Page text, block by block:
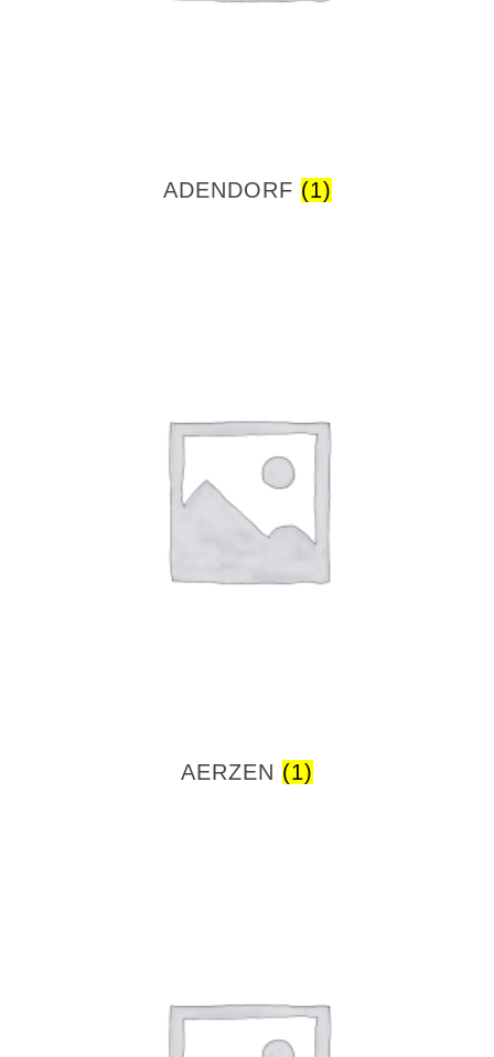
ADENDORF (1)
AERZEN (1)